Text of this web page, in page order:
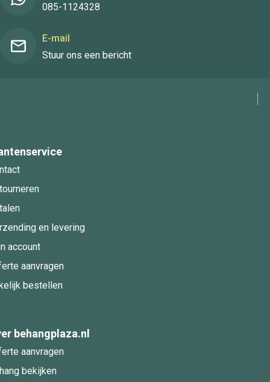
085-1124328
E-mail
Stuur ons een bericht
en levering
account
aanvragen
bestellen
behangplaza.nl
aanvragen
bekijken